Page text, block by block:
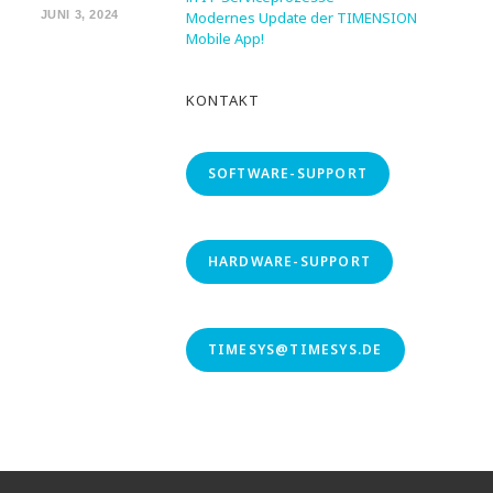
JUNI 3, 2024
Modernes Update der TIMENSION
Mobile App!
KONTAKT
SOFTWARE-SUPPORT
HARDWARE-SUPPORT
TIMESYS@TIMESYS.DE